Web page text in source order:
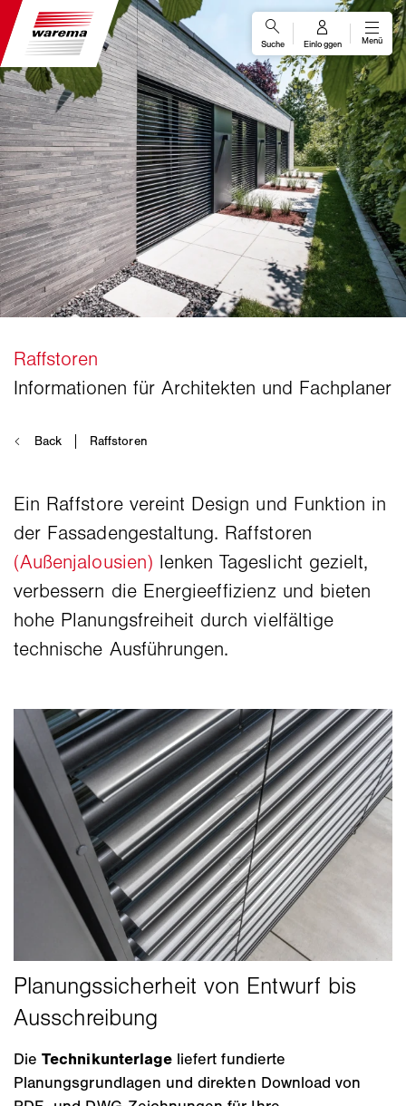
Ein Raffstore vereint Design und Funktion in
der Fassadengestaltung. Raffstoren
(Außenjalousien) lenken Tageslicht gezielt,
verbessern die Energieeffizienz und bieten
hohe Planungsfreiheit durch vielfältige
technische Ausführungen.
DieTechnikunterlage liefert fundierte
Planungsgrundlagen und direkten Download von